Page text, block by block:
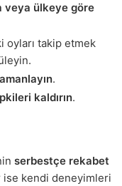
veya ülkeye göre
oyları takip etmek
.
kaldırın.
serbestçe rekabet
ise kendi deneyimleri